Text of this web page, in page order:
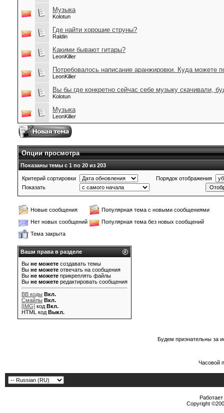
Музыка
Kolotun
Где найти хорошие струны?
Raldin
Какими бывают гитары?
LeonKiller
Потребовалось написание аранжировки. Куда можете
LeonKiller
Вы бы где конкретно сейчас себе музыку скачивали,
Kolotun
Музыка
LeonKiller
Опции просмотра
Показаны темы с 1 по 20 из 203
Критерий сортировки
Порядок отображения
Показать
Новые сообщения
Популярная тема с новыми сообщениями
Нет новых сообщений
Популярная тема без новых сообщений
Тема закрыта
Ваши права в разделе
Вы не можете создавать темы
Вы не можете отвечать на сообщения
Вы не можете прикреплять файлы
Вы не можете редактировать сообщения
BB коды Вкл.
Смайлы Вкл.
[IMG] код Вкл.
HTML код Выкл.
Будем признательны за
Часовой
Copyright